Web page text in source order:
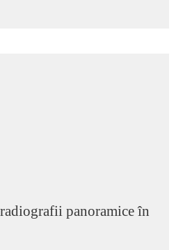
panoramice în